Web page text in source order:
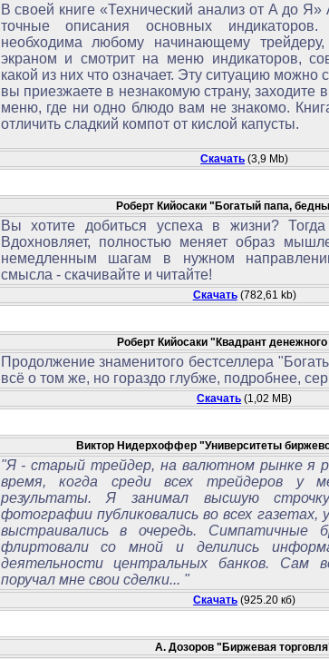
В своей книге «Технический анализ от А до Я»
точные описания основных
необходима любому начинающему
экраном и смотрит на меню индикаторов,
какой из них что означает. Эту ситуацию
вы приезжаете в незнакомую страну, заходите
меню, где ни одно блюдо вам не знакомо.
отличить сладкий компот от кислой капусты.
Скачать (3,9 Mb)
Роберт Кийосаки "Богатый папа,
Вы хотите добиться успеха в жизни?
Вдохновляет, полностью меняет образ
немедленным шагам в нужном
смысла - скачивайте и читайте!
Скачать(782,61 kb)
Роберт Кийосаки "Квадрант денежного
Продолжение знаменитого бестселлера
всё о том же, но гораздо глубже, подробнее,
Скачать (1,02 MB)
Виктор Нидерхоффер "Университеты
"Я - старый трейдер, на валютном рынке я
время, когда среди всех трейдеров у
результаты. Я занимал высшую
фотографии публиковались во всех газетах,
выстраивались в очередь. Симпатичные
флиртовали со мной и делились
деятельности центральных банков. Сам
поручал мне свои сделки... "
Скачать (925.20 кб)
А. Дозоров "Биржевая